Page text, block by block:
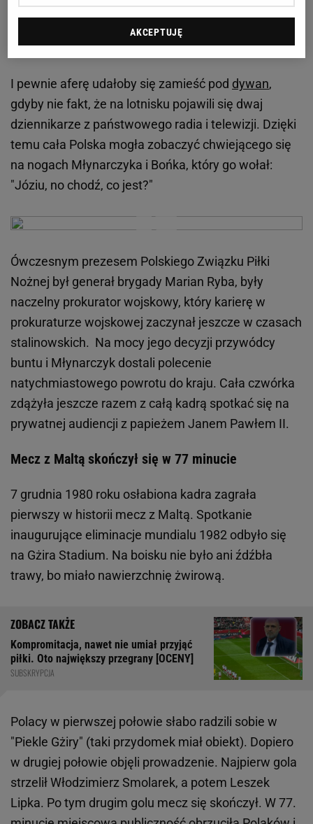
Zobacz wideo
Tej afery nie dało się wyciszyć
I pewnie aferę udałoby się zamieść pod dywan,
gdyby nie fakt, że na lotnisku pojawili się dwaj
dziennikarze z państwowego radia i telewizji. Dzięki
temu cała Polska mogła zobaczyć chwiejącego się
na nogach Młynarczyka i Bońka, który go wołał:
"Józiu, no chodź, co jest?"
Ówczesnym prezesem Polskiego Związku Piłki
Nożnej był generał brygady Marian Ryba, były
naczelny prokurator wojskowy, który karierę w
prokuraturze wojskowej zaczynał jeszcze w czasach
stalinowskich. Na mocy jego decyzji przywódcy
buntu i Młynarczyk dostali polecenie
natychmiastowego powrotu do kraju. Cała czwórka
zdążyła jeszcze razem z całą kadrą spotkać się na
prywatnej audiencji z papieżem Janem Pawłem II.
Mecz z Maltą skończył się w 77 minucie
7 grudnia 1980 roku osłabiona kadra zagrała
pierwszy w historii mecz z Maltą. Spotkanie
inaugurujące eliminacje mundialu 1982 odbyło się
na Gżira Stadium. Na boisku nie było ani źdźbła
trawy, bo miało nawierzchnię żwirową.
Kompromitacja, nawet nie umiał przyjąć
piłki. Oto największy przegrany [OCENY]
SUBSKRYPCJA
Polacy w pierwszej połowie słabo radzili sobie w
"Piekle Gżiry" (taki przydomek miał obiekt). Dopiero
w drugiej połowie objęli prowadzenie. Najpierw gola
strzelił Włodzimierz Smolarek, a potem Leszek
Lipka. Po tym drugim golu mecz się skończył. W 77.
AKCEPTUJĘ